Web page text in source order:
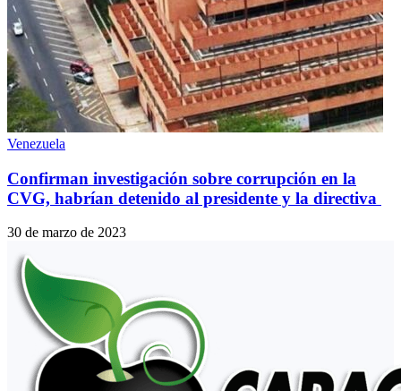
Venezuela
Confirman investigación sobre corrupción en la
CVG, habrían detenido al presidente y la directiva
30 de marzo de 2023